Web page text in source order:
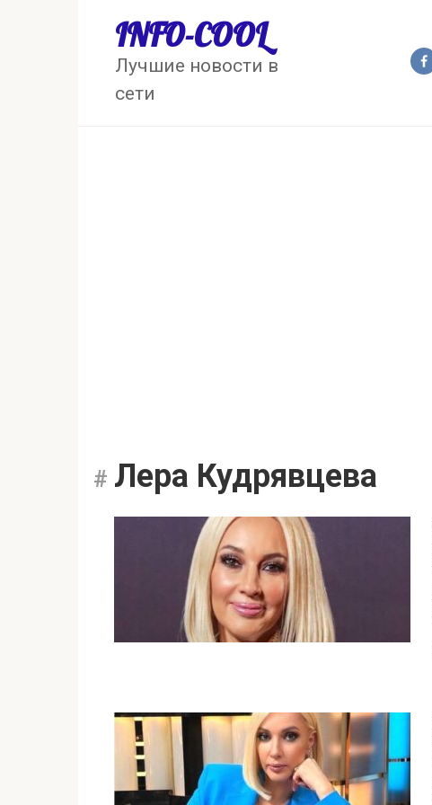
INFO-COOL
Лучшие новости в
сети
Лера Кудрявцева